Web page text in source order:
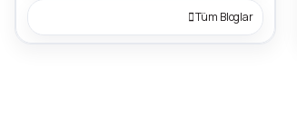
Tüm Bloglar